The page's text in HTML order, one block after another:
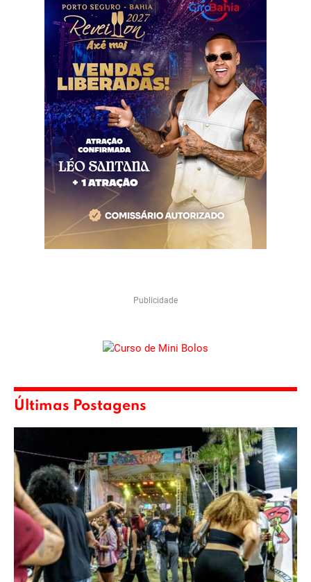
Publicidade
Últimas Postagens